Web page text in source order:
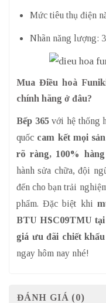
Mức tiêu thụ điện
Nhãn năng lượng:
Mua Điều hoà
chính hãng ở đâu?
Bếp 365với hệ thống
quốc cam kết mọi
rõ ràng, 100%
hành sửa chữa, đội
đến cho bạn trải
phẩm. Đặc biệt khi
BTU HSC09TMU tại
giá ưu đãi chiết
ngay hôm nay nhé!
ĐÁNH GIÁ (0)